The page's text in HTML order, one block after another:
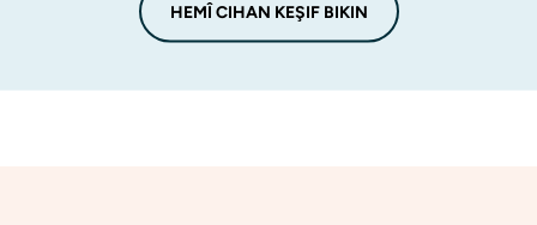
HEMÎ CIHAN KEŞIF BIKIN